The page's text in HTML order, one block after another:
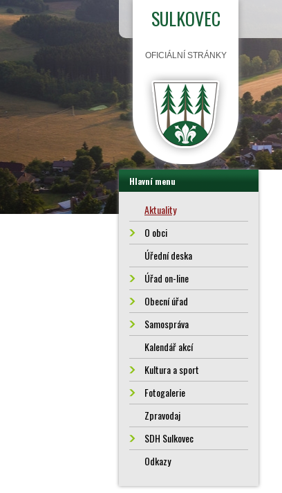
SULKOVEC
OFICIÁLNÍ STRÁNKY
Hlavní menu
Aktuality
O obci
Úřední deska
Úřad on-line
Obecní úřad
Samospráva
Kalendář akcí
Kultura a sport
Fotogalerie
Zpravodaj
SDH Sulkovec
Odkazy